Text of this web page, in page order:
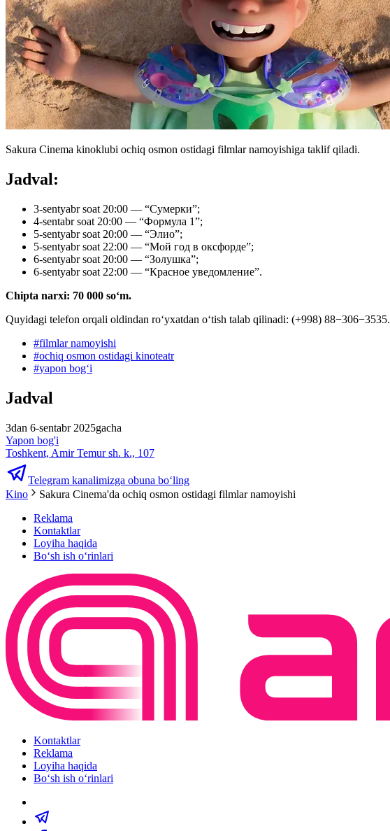
Sakura Cinema kinoklubi ochiq osmon ostidagi filmlar namoyishiga taklif qiladi.
Jadval:
3-sentyabr soat 20:00 — “Сумерки”;
4-sentabr soat 20:00 — “Формула 1”;
5-sentyabr soat 20:00 — “Элио”;
5-sentyabr soat 22:00 — “Мой год в оксфорде”;
6-sentyabr soat 20:00 — “Золушка”;
6-sentyabr soat 22:00 — “Красное уведомление”.
Chipta narxi: 70 000 soʻm.
Quyidagi telefon orqali oldindan roʻyxatdan oʻtish talab qilinadi: (+998) 88−306−3535.
#filmlar namoyishi
#ochiq osmon ostidagi kinoteatr
#yapon bogʻi
Jadval
3dan 6-sentabr 2025gacha
Yapon bog'i
Toshkent, Amir Temur sh. k., 107
Telegram kanalimizga obuna bo‘ling
Kino
Sakura Cinema'da ochiq osmon ostidagi filmlar namoyishi
Reklama
Kontaktlar
Loyiha haqida
Bo‘sh ish o‘rinlari
Kontaktlar
Reklama
Loyiha haqida
Bo‘sh ish o‘rinlari